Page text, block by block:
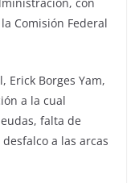
con
Comisión Federal
Borges Yam,
a la cual
falta de
a las arcas